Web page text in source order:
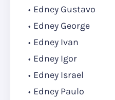
Edney Gustavo
Edney George
Edney Ivan
Edney Igor
Edney Israel
Edney Paulo